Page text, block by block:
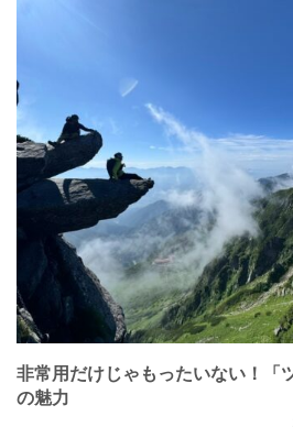
非常用だけじゃもったいない！「
の魅力